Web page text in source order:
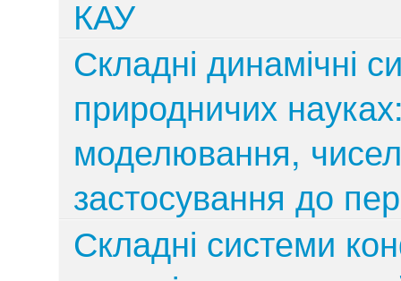
КАУ
Складні динамічні
природничих
моделювання,
застосування до
Складні системи